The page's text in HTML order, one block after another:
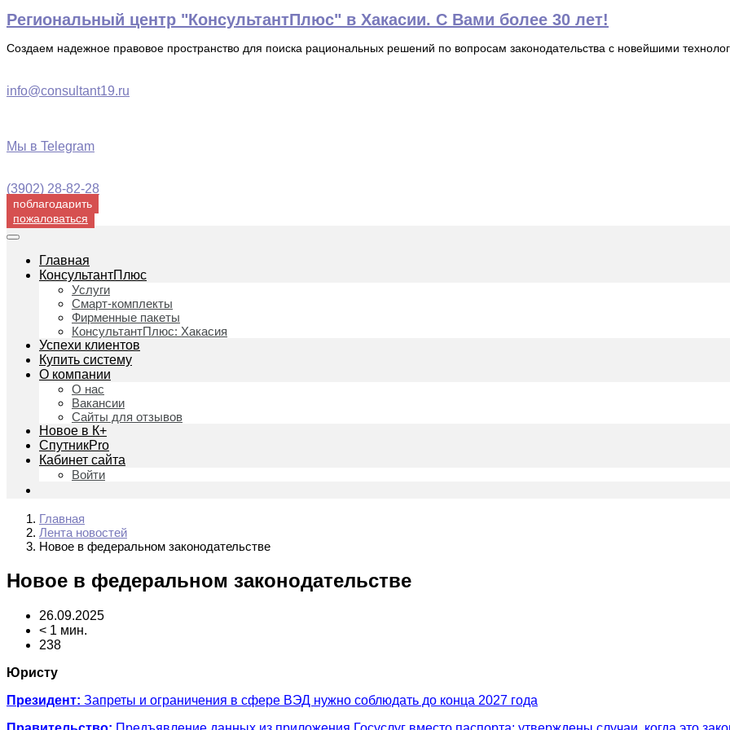
Перейти
к
содержимому
Региональный центр "КонсультантПлюс" в Хакасии. С Вами более 30 лет!
Создаем надежное правовое пространство для поиска рациональных решений по вопросам законодательства с новейшими
info@consultant19.ru
Мы в Telegram
(3902) 28-82-28
поблагодарить
пожаловаться
Главная
КонсультантПлюс
Услуги
Смарт-комплекты
Фирменные пакеты
КонсультантПлюс: Хакасия
Успехи клиентов
Купить систему
О компании
О нас
Вакансии
Сайты для отзывов
Новое в К+
СпутникPro
Кабинет сайта
Войти
Главная
Лента новостей
Новое в федеральном законодательстве
Новое в федеральном законодательстве
26.09.2025
< 1 мин.
238
Юристу
Президент: Запреты и ограничения в сфере ВЭД нужно соблюдать до конца 2027 года